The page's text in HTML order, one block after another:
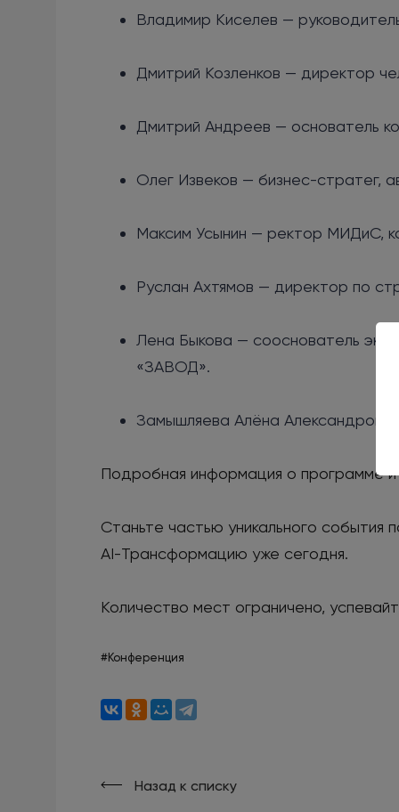
Владимир Киселев —
Дмитрий Козленков — директор
Дмитрий Андреев — основатель
Олег Извеков — бизнес-стратег,
Максим Усынин — ректор МИДиС,
Руслан Ахтямов — директор по
Лена Быкова — сооснователь
«ЗАВОД».
Замышляева Алёна
Подробная информация о программе
Станьте частью уникального события
AI-Трансформацию уже сегодня.
Количество мест ограничено,
#Конференция
Назад к списку